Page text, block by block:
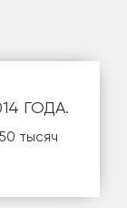
ГОДА.
тысяч